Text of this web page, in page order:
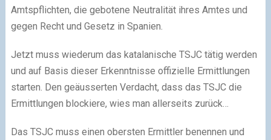
Amtspflichten, die gebotene Neutralität ihres Amtes und
gegen Recht und Gesetz in Spanien.
Jetzt muss wiederum das katalanische TSJC tätig werden
und auf Basis dieser Erkenntnisse offizielle Ermittlungen
starten. Den geäusserten Verdacht, dass das TSJC die
Ermittlungen blockiere, wies man allerseits zurück…
Das TSJC muss einen obersten Ermittler benennen und